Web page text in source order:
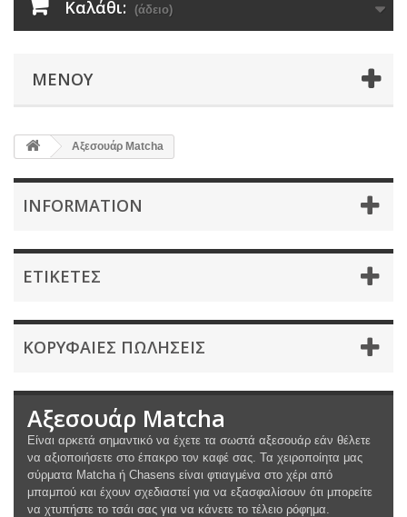
Καλάθι: (άδειο)
ΜΕΝΟΎ
Αξεσουάρ Μatcha
INFORMATION
ΕΤΙΚΈΤΕΣ
ΚΟΡΥΦΑΊΕΣ ΠΩΛΉΣΕΙΣ
Αξεσουάρ Μatcha
Είναι αρκετά σημαντικό να έχετε τα σωστά αξεσουάρ εάν θέλετε
να αξιοποιήσετε στο έπακρο τον καφέ σας. Τα χειροποίητα μας
σύρματα Matcha ή Chasens είναι φτιαγμένα στο χέρι από
μπαμπού και έχουν σχεδιαστεί για να εξασφαλίσουν ότι μπορείτε
να χτυπήστε το τσάι σας για να κάνετε το τέλειο ρόφημα.